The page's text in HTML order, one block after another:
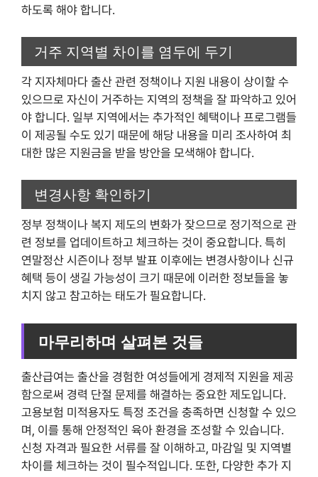
하도록 해야 합니다.
거주 지역별 차이를 염두에 두기
각 지자체마다 출산 관련 정책이나 지원 내용이 상이할 수
있으므로 자신이 거주하는 지역의 정책을 잘 파악하고 있어
야 합니다. 일부 지역에서는 추가적인 혜택이나 프로그램들
이 제공될 수도 있기 때문에 해당 내용을 미리 조사하여 최
대한 많은 지원금을 받을 방안을 모색해야 합니다.
변경사항 확인하기
정부 정책이나 복지 제도의 변화가 잦으므로 정기적으로 관
련 정보를 업데이트하고 체크하는 것이 중요합니다. 특히
연말정산 시즌이나 정부 발표 이후에는 변경사항이나 신규
혜택 등이 생길 가능성이 크기 때문에 이러한 정보들을 놓
치지 않고 참고하는 태도가 필요합니다.
마무리하며 살펴본 것들
출산급여는 출산을 경험한 여성들에게 경제적 지원을 제공
함으로써 경력 단절 문제를 해결하는 중요한 제도입니다.
고용보험 미적용자도 특정 조건을 충족하면 신청할 수 있으
며, 이를 통해 안정적인 육아 환경을 조성할 수 있습니다.
신청 자격과 필요한 서류를 잘 이해하고, 마감일 및 지역별
차이를 체크하는 것이 필수적입니다. 또한, 다양한 추가 지